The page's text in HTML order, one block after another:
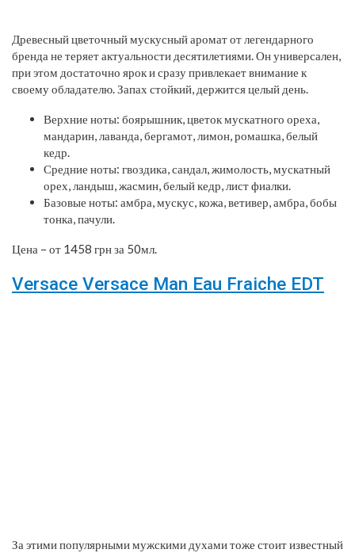
Древесный цветочный мускусный аромат от легендарного
бренда не теряет актуальности десятилетиями. Он универсален,
при этом достаточно ярок и сразу привлекает внимание к
своему обладателю. Запах стойкий, держится целый день.
Верхние ноты: боярышник, цветок мускатного ореха,
мандарин, лаванда, бергамот, лимон, ромашка, белый
кедр.
Средние ноты: гвоздика, сандал, жимолость, мускатный
орех, ландыш, жасмин, белый кедр, лист фиалки.
Базовые ноты: амбра, мускус, кожа, ветивер, амбра, бобы
тонка, пачули.
Цена – от 1458 грн за 50мл.
Versace Versace Man Eau Fraiche EDT
За этими популярными мужскими духами тоже стоит известный